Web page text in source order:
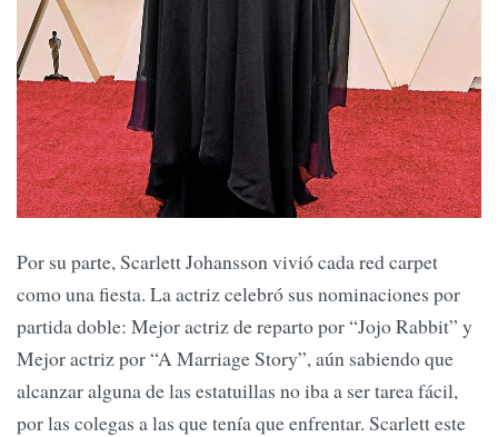
Por su parte, Scarlett Johansson vivió cada red carpet
como una fiesta. La actriz celebró sus nominaciones por
partida doble: Mejor actriz de reparto por “Jojo Rabbit” y
Mejor actriz por “A Marriage Story”, aún sabiendo que
alcanzar alguna de las estatuillas no iba a ser tarea fácil,
por las colegas a las que tenía que enfrentar. Scarlett este